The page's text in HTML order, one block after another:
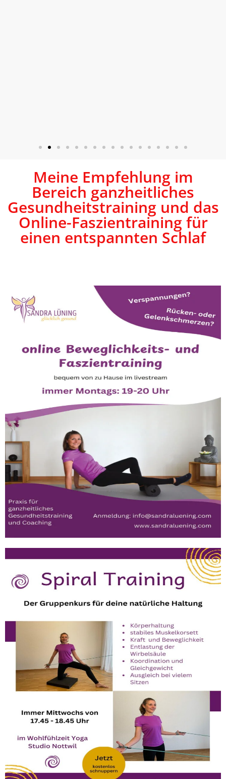
Meine Empfehlung im
Bereich ganzheitliches
Gesundheitstraining und das
Online-Faszientraining für
einen entspannten Schlaf